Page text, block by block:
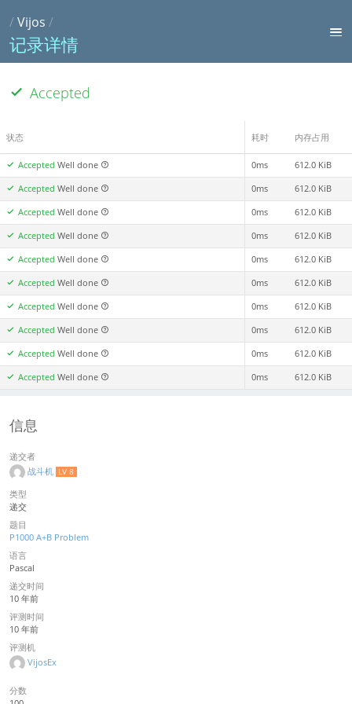
/Vijos /
记录详情
Accepted
状态 耗时 内存占用
AcceptedWell done 0ms 612.0 KiB
AcceptedWell done 0ms 612.0 KiB
AcceptedWell done 0ms 612.0 KiB
AcceptedWell done 0ms 612.0 KiB
AcceptedWell done 0ms 612.0 KiB
AcceptedWell done 0ms 612.0 KiB
AcceptedWell done 0ms 612.0 KiB
AcceptedWell done 0ms 612.0 KiB
AcceptedWell done 0ms 612.0 KiB
AcceptedWell done 0ms 612.0 KiB
信息
递交者
战斗机 LV 8
类型
递交
题目
P1000 A+B Problem
语言
Pascal
递交时间
10 年前
评测时间
10 年前
评测机
VijosEx
分数